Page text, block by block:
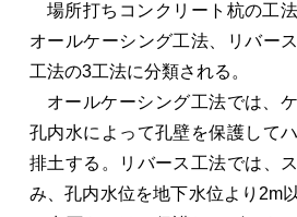
場所打ちコンクリート杭の工
オールケーシング工法、リバー
工法の3工法に分類される。
オールケーシング工法では、
孔内水によって孔壁を保護して
排土する。リバース工法では、
み、孔内水位を地下水位より2m